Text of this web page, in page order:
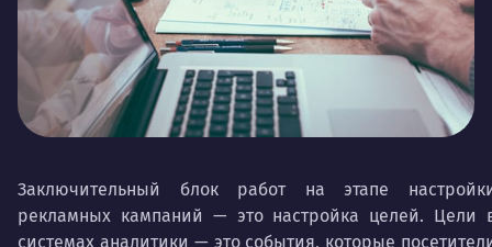
Заключительный блок работ на этапе
рекламных кампаний — это настройка целей. Цели
системах аналитики — это события, которые